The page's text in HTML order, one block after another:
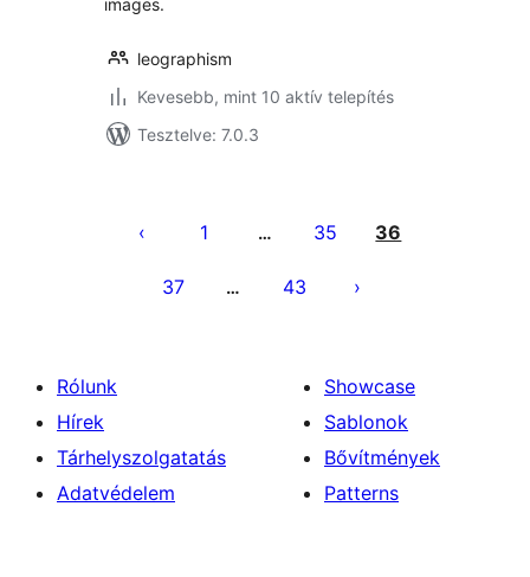
images.
leographism
Kevesebb, mint 10 aktív telepítés
Tesztelve: 7.0.3
lapozása
1 … 35 36
37 … 43
Rólunk
Hírek
Tárhelyszolgatatás
Adatvédelem
Showcase
Sablonok
Bővítmények
Patterns